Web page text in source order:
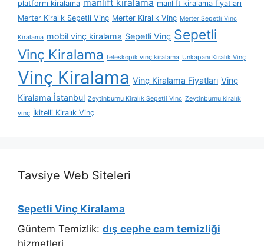
platform kiralama manlift kiralama manlift kiralama fiyatları
Merter Kiralık Sepetli Vinç Merter Kiralık Vinç Merter Sepetli Vinç
Kiralama mobil vinç kiralama Sepetli Vinç Sepetli
Vinç Kiralama teleskopik vinç kiralama Unkapanı Kiralık Vinç
Vinç Kiralama Vinç Kiralama Fiyatları Vinç
Kiralama İstanbul Zeytinburnu Kiralık Sepetli Vinç Zeytinburnu kiralık
vinç İkitelli Kiralık Vinç
Tavsiye Web Siteleri
Sepetli Vinç Kiralama
Güntem Temizlik: dış cephe cam temizliği
hizmetleri